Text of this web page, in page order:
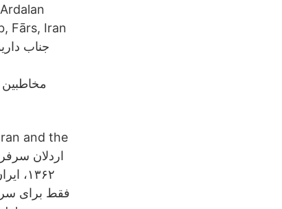
Fārs, Iran
and the
فقط برای